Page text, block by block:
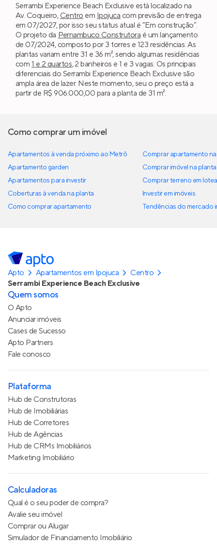
Serrambi Experience Beach Exclusive está localizado na
Av. Coqueiro, Centro em Ipojuca com previsão de entrega
em 07/2027, por isso seu status atual é “Em construção”.
O projeto da Pernambuco Construtora é um lançamento
de 07/2024, composto por 3 torres e 123 residências. As
plantas variam entre 31 e 36 m², sendo algumas residências
com 1 e 2 quartos, 2 banheiros e 1 e 3 vagas. Os principais
diferenciais do Serrambi Experience Beach Exclusive são
ampla área de lazer. Neste momento, seu o preço está a
partir de R$ 906.000,00 para a planta de 31 m².
Como comprar um imóvel
Apartamentos à venda próximo ao Metrô
Apartamento garden
Apartamentos para investir
Coberturas à venda na planta
Como comprar apartamento
Comprar apartamento
Comprar imóvel na planta
Comprar terreno em
Investir em imóveis
Tendências do mercado
Apto Apartamentos em Ipojuca
Centro
Serrambi Experience Beach Exclusive
Quem somos
O Apto
Anunciar imóveis
Cases de Sucesso
Apto Partners
Fale conosco
Plataforma
Hub de Construtoras
Hub de Imobiliárias
Hub de Corretores
Hub de Agências
Hub de CRMs Imobiliários
Marketing Imobiliário
Calculadoras
Qual é o seu poder de compra?
Avalie seu imóvel
Comprar ou Alugar
Simulador de Financiamento Imobiliário